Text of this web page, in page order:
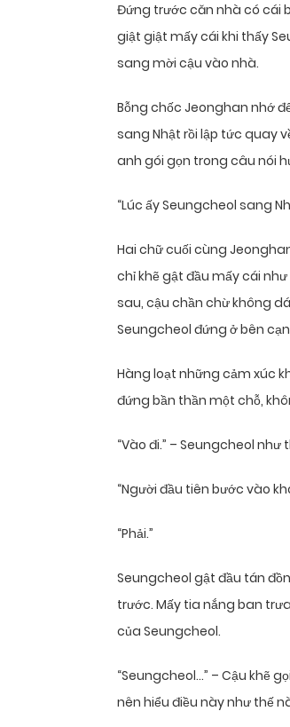
Đứng trước căn nhà có cái
giật giật mấy cái khi thấy
sang mời cậu vào nhà.
Bỗng chốc Jeonghan nhớ
sang Nhật rồi lập tức quay
anh gói gọn trong câu nói
“Lúc ấy Seungcheol sang
Hai chữ cuối cùng
chỉ khẽ gật đầu mấy cái
sau, cậu chần chừ không
Seungcheol đứng ở bên
Hàng loạt những cảm xúc
đứng bần thần một chỗ,
“Vào đi.” – Seungcheol
“Người đầu tiên bước vào
“Phải.”
Seungcheol gật đầu tán
trước. Mấy tia nắng ban
của Seungcheol.
“Seungcheol…” – Cậu khẽ
nên hiểu điều này như thế